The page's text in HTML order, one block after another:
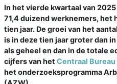
In het vierde kwartaal van
71,4 duizend werknemers, het
tien jaar. De groei van het
is in deze tien jaar groter dan
als geheel en dan in de totale
cijfers van het Centraal
het onderzoeksprogramma